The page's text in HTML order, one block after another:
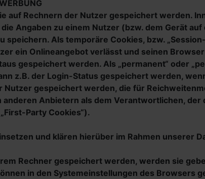
auf Rechnern der Nutzer gespeichert werden.
Angaben zu einem Nutzer (bzw. dem Gerät
Als temporäre Cookies, bzw.
ein Onlineangebot verlässt und seinen
gespeichert werden. Als „permanent“ oder
z.B. der Login-Status gespeichert werden,
Nutzer gespeichert werden, die für
Anbietern als dem Verantwortlichen,
Party Cookies“).
und klären hierüber im Rahmen unserer
Rechner gespeichert werden, werden sie
in den Systemeinstellungen des Browsers